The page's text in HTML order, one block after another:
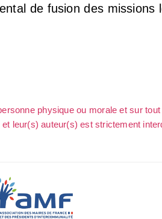
de fusion des
physique ou morale et sur
leur(s) auteur(s) est strictement